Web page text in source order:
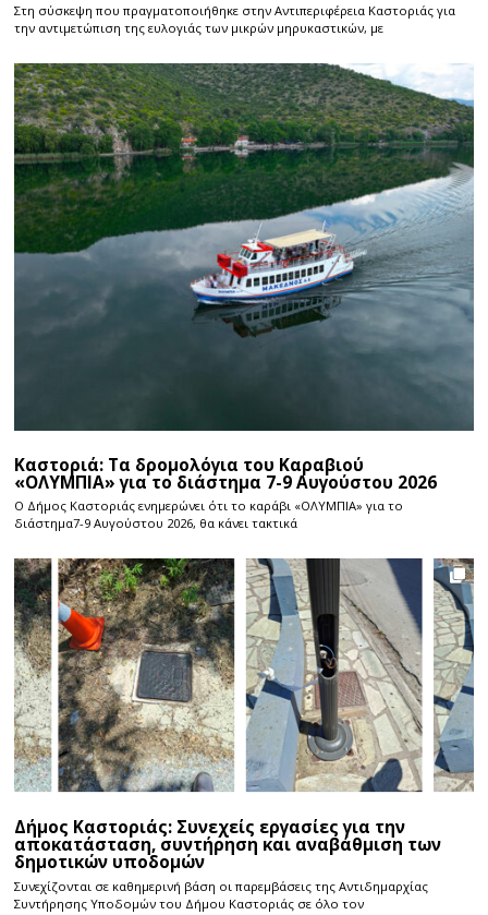
Στη σύσκεψη που πραγματοποιήθηκε στην Αντιπεριφέρεια Καστοριάς για
την αντιμετώπιση της ευλογιάς των μικρών μηρυκαστικών, με
Καστοριά: Τα δρομολόγια του Καραβιού
«ΟΛΥΜΠΙΑ» για το διάστημα 7-9 Αυγούστου 2026
Ο Δήμος Καστοριάς ενημερώνει ότι το καράβι «ΟΛΥΜΠΙΑ» για το
διάστημα7-9 Αυγούστου 2026, θα κάνει τακτικά
Δήμος Καστοριάς: Συνεχείς εργασίες για την
αποκατάσταση, συντήρηση και αναβάθμιση των
δημοτικών υποδομών
Συνεχίζονται σε καθημερινή βάση οι παρεμβάσεις της Αντιδημαρχίας
Συντήρησης Υποδομών του Δήμου Καστοριάς σε όλο τον